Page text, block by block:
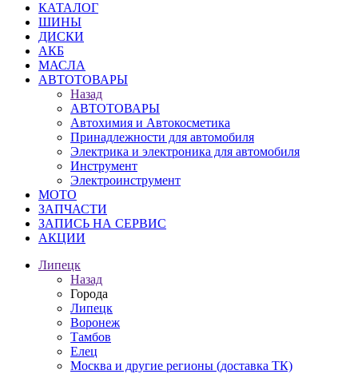
КАТАЛОГ
ШИНЫ
ДИСКИ
АКБ
МАСЛА
АВТОТОВАРЫ
Назад
АВТОТОВАРЫ
Автохимия и Автокосметика
Принадлежности для автомобиля
Электрика и электроника для автомобиля
Инструмент
Электроинструмент
МОТО
ЗАПЧАСТИ
ЗАПИСЬ НА СЕРВИС
АКЦИИ
Липецк
Назад
Города
Липецк
Воронеж
Тамбов
Елец
Москва и другие регионы (доставка ТК)